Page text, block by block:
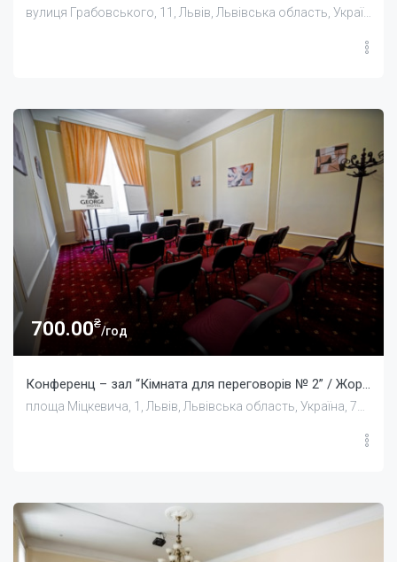
вулиця Грабовського, 11, Львів, Львівська область, Україна
700.00₴
/год
Конференц – зал “Кімната для переговорів № 2” / Жорж